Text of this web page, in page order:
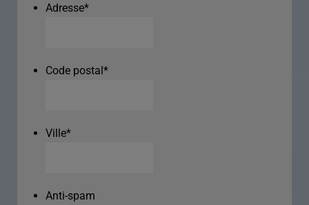
Adresse*
Code postal*
Ville*
Anti-spam